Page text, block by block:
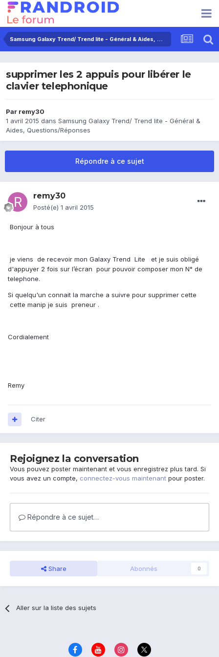
Samsung Galaxy Trend/ Trend lite - Général & Aides, Questions/Réponses
supprimer les 2 appuis pour libérer le
clavier telephonique
Par remy30
1 avril 2015 dans Samsung Galaxy Trend/ Trend lite - Général &
Aides, Questions/Réponses
Répondre à ce sujet
remy30
Posté(e) 1 avril 2015
Bonjour à tous
je viens de recevoir mon Galaxy Trend Lite et je suis obligé
d'appuyer 2 fois sur l’écran pour pouvoir composer mon N° de
telephone.
Si quelqu'un connait la marche a suivre pour supprimer cette
cette manip je suis preneur .
Cordialement
Remy
Citer
Rejoignez la conversation
Vous pouvez poster maintenant et vous enregistrez plus tard. Si
vous avez un compte, connectez-vous maintenant pour poster.
Répondre à ce sujet…
Share Abonnés 0
Aller sur la liste des sujets